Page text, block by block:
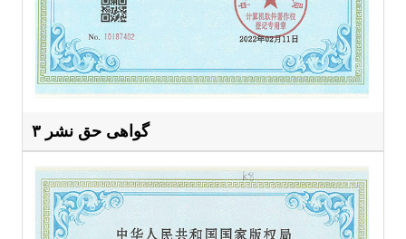
گواهی حق نشر ۳